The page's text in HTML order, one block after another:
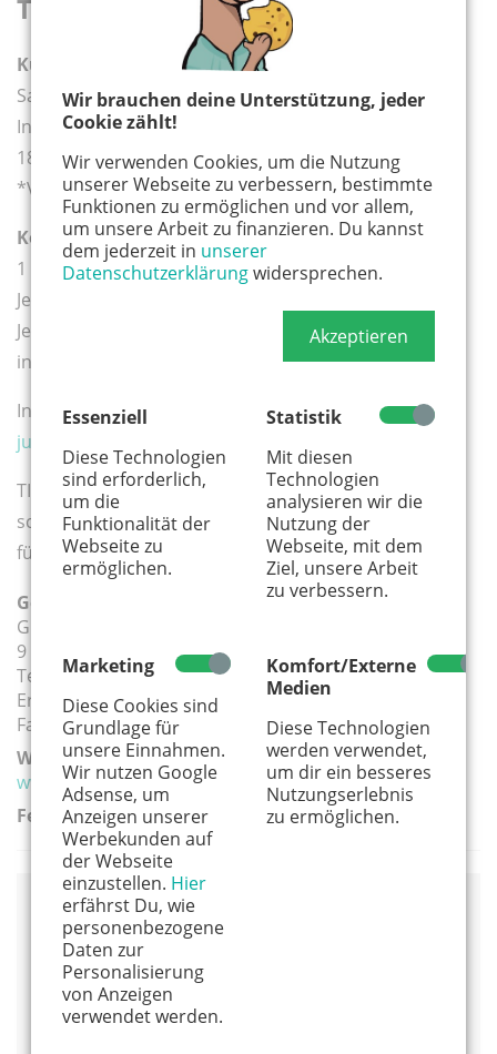
Wir brauchen deine Unterstützung, jeder
Cookie zählt!
Wir verwenden Cookies, um die Nutzung
unserer Webseite zu verbessern, bestimmte
Funktionen zu ermöglichen und vor allem,
um unsere Arbeit zu finanzieren. Du kannst
dem jederzeit in unserer
Datenschutzerklärungwidersprechen.
Akzeptieren
Essenziell
Diese Technologien
sind erforderlich,
um die
Funktionalität der
Webseite zu
ermöglichen.
Statistik
Mit diesen
Technologien
analysieren wir die
Nutzung der
Webseite, mit dem
Ziel, unsere Arbeit
zu verbessern.
Marketing
Diese Cookies sind
Grundlage für
unsere Einnahmen.
Wir nutzen Google
Adsense, um
Anzeigen unserer
Werbekunden auf
der Webseite
einzustellen. Hier
erfährst Du, wie
personenbezogene
Daten zur
Personalisierung
von Anzeigen
verwendet werden.
Komfort/Externe
Medien
Diese Technologien
werden verwendet,
um dir ein besseres
Nutzungserlebnis
zu ermöglichen.
Termine und Kosten
Kurstermine
Samstags oder Sonntags 12:00 – 14:00 Uhr*
In den NRW-Schulferien täglich werktags von 16:30 –
18:30 Uhr*
*Voranmeldung erforderlich!
Kosten (Stand 01/2026)
1 Elternteil und 1 Kind (bis 14 Jahre) 49,95 €
Jedes weitere Kind bis 12 Jahre: 8,95 €
Jedes weitere Familienmitglied ab 13 Jahre: 12,95 €
inkl. Instruktor, Eintritt und Gurt
Infos und Anmeldung:
www.bronxrock.de/kinder-
jugend-familie-kurse
TIPP: Ihr seid 14 Jahre und älter? Dann tragt euch jetzt
schon in unser Kundensystem ein um beim Check-In
für den Kurs Zeit zu sparen.
Geeignete Altersgruppe(n):
Grundschule
9 - 12 Jahre
Teenager
Erwachsene
Familie
Weiterführender Link:
www.bronxrock.de/kinder-jugend-familie-kurse
Ferien:
Veranstaltungsort
BRONX ROCK Kletterhalle
Vorgebirgsstr. 5
50389 Wesseling